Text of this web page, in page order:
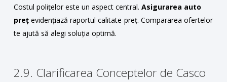
Costul polițelor este un aspect central. Asigurarea auto
prețevidențiază raportul calitate-preț. Compararea ofertelor
te ajută să alegi soluția optimă.
2.9. Clarificarea Conceptelor de Casco